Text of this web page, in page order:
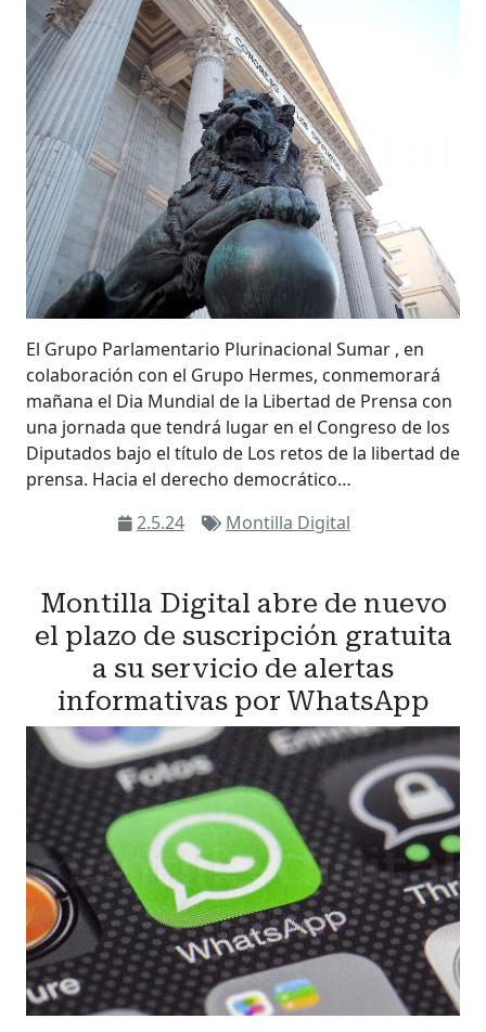
El Grupo Parlamentario Plurinacional Sumar , en
colaboración con el Grupo Hermes, conmemorará
mañana el Dia Mundial de la Libertad de Prensa con
una jornada que tendrá lugar en el Congreso de los
Diputados bajo el título de Los retos de la libertad de
prensa. Hacia el derecho democrático…
2.5.24
Montilla Digital
Montilla Digital abre de nuevo
el plazo de suscripción gratuita
a su servicio de alertas
informativas por WhatsApp